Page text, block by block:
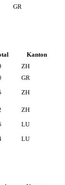
GR
Kanton
ZH
GR
ZH
ZH
LU
LU